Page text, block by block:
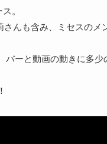
。
んも含み、ミセスのメ
バーと動画の動きに多